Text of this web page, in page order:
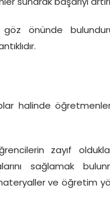
sunarak başarıyı
önünde
halinde
zayıf
sağlamak
ve öğretim